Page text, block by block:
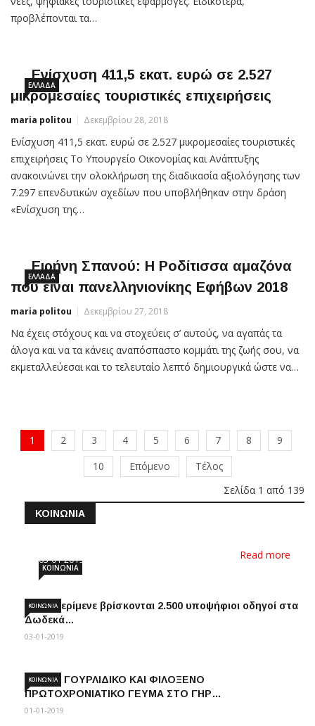
προβλέπονται τα…
ΕΛΛΆΔΑ
Ενίσχυση 411,5 εκατ. ευρώ σε 2.527
μικρομεσαίες τουριστικές επιχειρήσεις
maria politou Δεκεμβρίου 28, 2018
Ενίσχυση 411,5 εκατ. ευρώ σε 2.527 μικρομεσαίες τουριστικές
επιχειρήσεις Το Υπουργείο Οικονομίας και Ανάπτυξης
ανακοινώνει την ολοκλήρωση της διαδικασία αξιολόγησης των
7.297 επενδυτικών σχεδίων που υποβλήθηκαν στην δράση
«Ενίσχυση της…
ΕΛΛΆΔΑ
Ειρήνη Σπανού: Η Ροδίτισσα αμαζόνα
που είναι πανελληνιονίκης Εφήβων 2018
maria politou Δεκεμβρίου 27, 2018
Να έχεις στόχους και να στοχεύεις σ’ αυτούς, να αγαπάς τα
άλογα και να τα κάνεις αναπόσπαστο κομμάτι της ζωής σου, να
εκμεταλλεύεσαι και το τελευταίο λεπτό δημιουργικά ώστε να…
1 2 3 4 5 6 7 8
9
10
Επόμενο
Τέλος
Σελίδα 1 από 139
ΚΟΙΝΩΝΊΑ
«Έκτακτο δελτίο επιδείνωσης καιρικών
03-01-2019
ΚΟΙΝΩΝΊΑ
Read more
Στο... περίμενε βρίσκονται 2.500 υποψήφιοι οδηγοί στα
Δωδεκά…
ΚΟΙΝΩΝΊΑ
03-01-2019
ΤΟ ΠΙΟ ΓΟΥΡΛΙΔΙΚΟ ΚΑΙ ΦΙΛΟΞΕΝΟ
ΠΡΩΤΟΧΡΟΝΙΑΤΙΚΟ ΓΕΥΜΑ ΣΤΟ ΓΗΡ…
ΚΟΙΝΩΝΊΑ
01-01-2019